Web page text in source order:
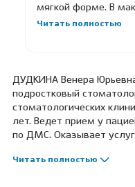
мягкой форме. В
Читать полностью
ДУДКИНА Венера
подростковый
стоматологических
лет. Ведет прием у
по ДМС. Оказывает
детей под седацией,
Читать полностью